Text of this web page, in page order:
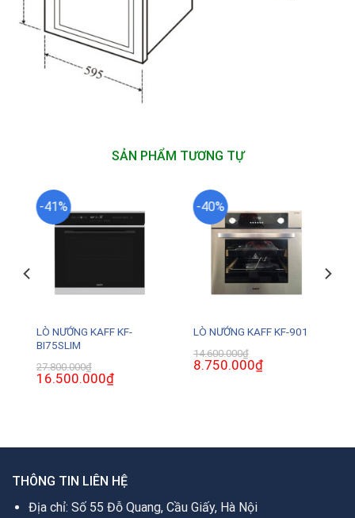
SẢN PHẨM TƯƠNG TỰ
-41%
LÒ NƯỚNG KAFF KF-
BI75SLIM
27.800.000₫
Giá
gốc
16.500.000₫Giá
hiện
-40%
LÒ NƯỚNG KAFF KF-901
14.600.000₫
Giá
gốc
8.750.000₫Giá
hiện
THÔNG TIN LIÊN HỆ
Địa chỉ: Số 55 Đỗ Quang, Cầu Giấy, Hà Nội